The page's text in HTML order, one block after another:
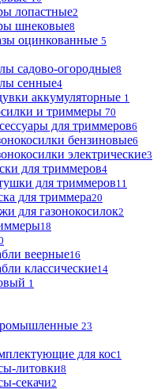
лопастные2
шнековые8
оцинкованные 5
садово-огородные8
сенные4
аккумуляторные 1
и триммеры 70
для триммеров6
бензиновые6
электрические3
для триммеров4
для триммеров11
для триммера20
для газонокосилок2
18
веерные16
классические14
1
23
для кос1
литовки8
секачи2